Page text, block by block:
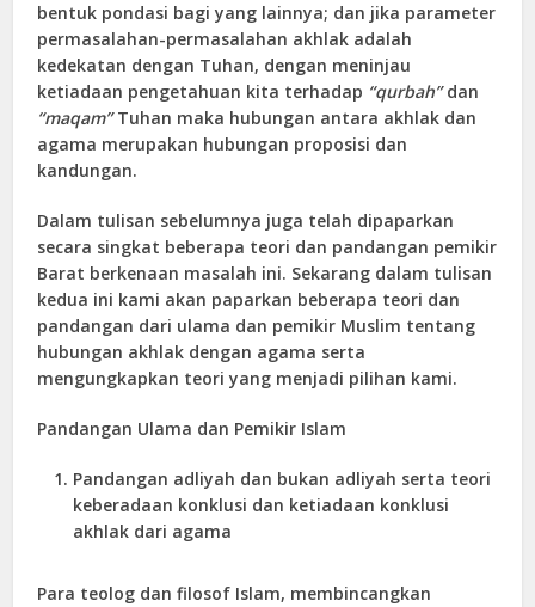
bentuk pondasi bagi yang lainnya; dan jika parameter
permasalahan-permasalahan akhlak adalah
kedekatan dengan Tuhan, dengan meninjau
ketiadaan pengetahuan kita terhadap “qurbah”dan
“maqam”Tuhan maka hubungan antara akhlak dan
agama merupakan hubungan proposisi dan
kandungan.
Dalam tulisan sebelumnya juga telah dipaparkan
secara singkat beberapa teori dan pandangan pemikir
Barat berkenaan masalah ini. Sekarang dalam tulisan
kedua ini kami akan paparkan beberapa teori dan
pandangan dari ulama dan pemikir Muslim tentang
hubungan akhlak dengan agama serta
mengungkapkan teori yang menjadi pilihan kami.
Pandangan Ulama dan Pemikir Islam
Pandangan adliyah dan bukan adliyah serta teori
keberadaan konklusi dan ketiadaan konklusi
akhlak dari agama
Para teolog dan filosof Islam, membincangkan